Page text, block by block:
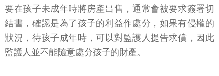
要在孩子未成年時將房產出售，通常會被要求簽署切
結書，確認是為了孩子的利益作處分，如果有侵權的
狀況，待孩子成年時，可以對監護人提告求償，因此
監護人並不能隨意處分孩子的財產。